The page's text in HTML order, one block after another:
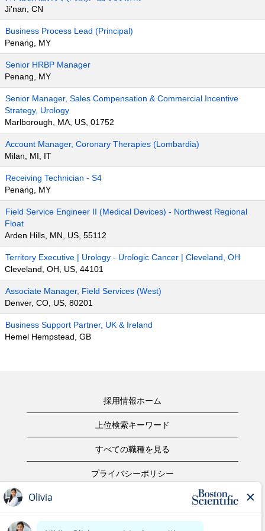
Ji'nan, CN
Business Process Lead (Principal)
Penang, MY
Senior HRBP Manager
Penang, MY
Senior Manager, Sales Compensation & Commercial Incentive
Strategy, Urology
Marlborough, MA, US, 01752
Account Manager, Coronary Therapies (Lombardia)
Milan, MI, IT
Receiving Technician - S4
Penang, MY
Field Service Engineer II (Medical Devices) - Northwest Regional
Float
Arden Hills, MN, US, 55112
Territory Executive | Urology - Urologic Cancer | Cleveland, OH
Cleveland, OH, US, 44101
Associate Manager, Field Services (West)
Denver, CO, US, 80201
Business Support Partner, UK & Ireland
Hemel Hempstead, GB
採用情報ホーム
上位検索キーワード
すべての職種を見る
プライバシーポリシー
著作権表示